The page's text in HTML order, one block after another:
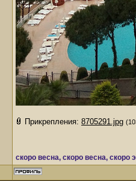
Прикрепления: 8705291.jpg
скоро весна, скоро весна, скоро